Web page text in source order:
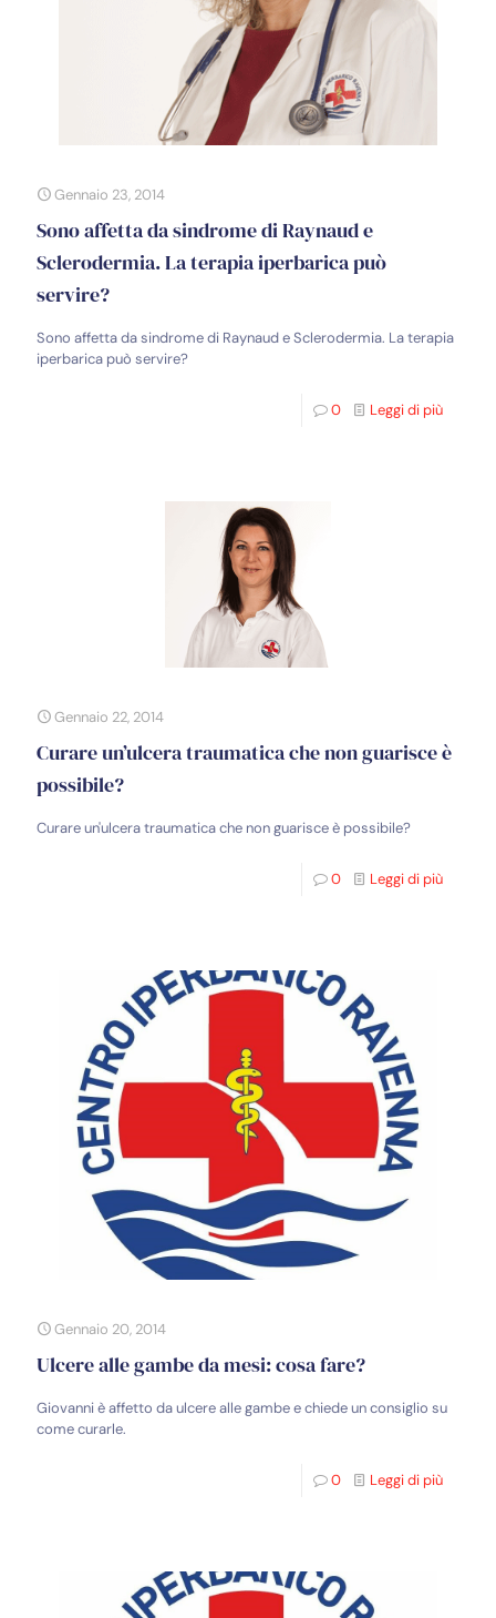
Gennaio 23, 2014
Sono affetta da sindrome di Raynaud e
Sclerodermia. La terapia iperbarica può
servire?
Sono affetta da sindrome di Raynaud e Sclerodermia. La terapia
iperbarica può servire?
0 Leggi di più
Gennaio 22, 2014
Curare un’ulcera traumatica che non guarisce è
possibile?
Curare un'ulcera traumatica che non guarisce è possibile?
0 Leggi di più
Gennaio 20, 2014
Ulcere alle gambe da mesi: cosa fare?
Giovanni è affetto da ulcere alle gambe e chiede un consiglio su
come curarle.
0 Leggi di più